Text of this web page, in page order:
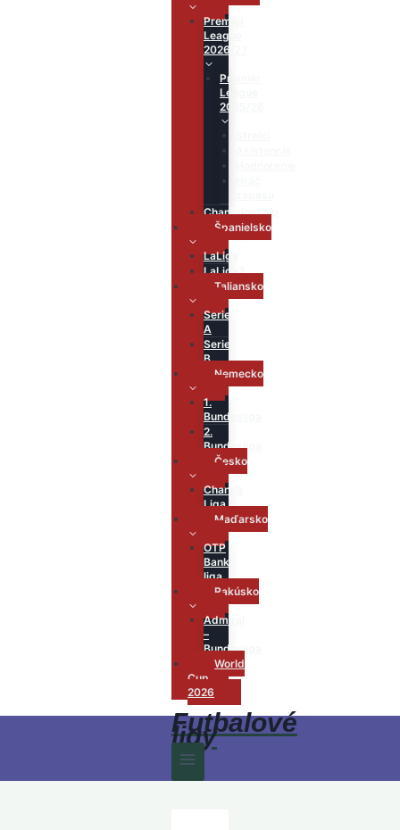
Premier
League
2026/27
Premier
League
2025/26
Championship
Španielsko
LaLiga
LaLiga2
Taliansko
Serie
A
Serie
B
Nemecko
1.
Bundesliga
2.
Bundesliga
Česko
Chance
Liga
Maďarsko
OTP
Bank
liga
Rakúsko
Admiral
–
Bundesliga
World
Cup
2026
Futbalové
ligy